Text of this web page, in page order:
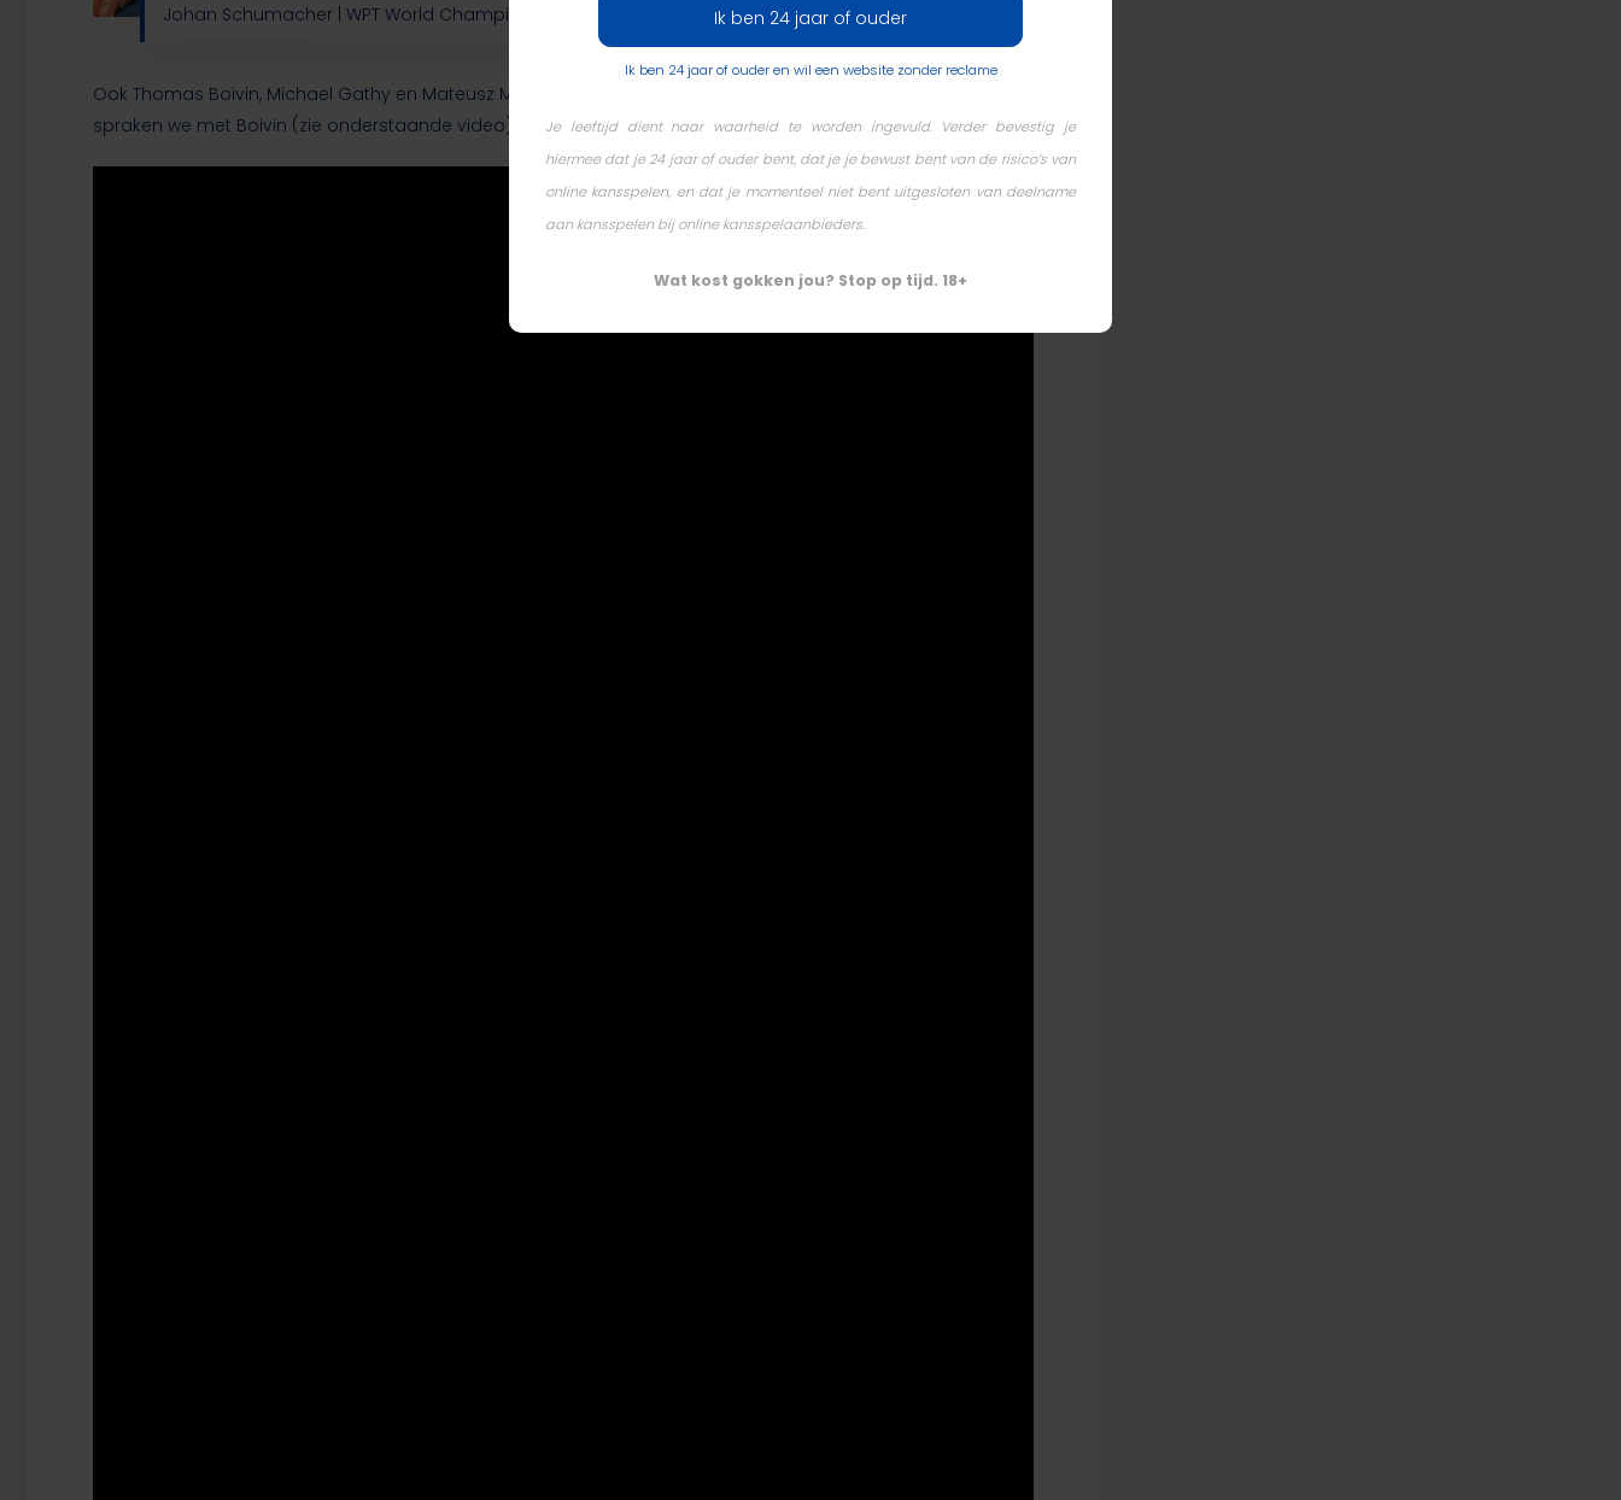
Johan Schumacher | WPT World Championship
Ook Thomas Boivin, Michael Gathy en Mateusz Moolhuizen leken er prima in te zitten. In een van de pauzes
spraken we met Boivin (zie onderstaande video). Dat was ongeveer honderd plekken voor de bubble.
Ik ben 24 jaar of ouder
Ik ben 24 jaar of ouder en wil een website zonder reclame
Je leeftijd dient naar waarheid te worden ingevuld. Verder bevestig je
hiermee dat je 24 jaar of ouder bent, dat je je bewust bent van de risico’s van
online kansspelen, en dat je momenteel niet bent uitgesloten van deelname
aan kansspelen bij online kansspelaanbieders.
Wat kost gokken jou? Stop op tijd. 18+